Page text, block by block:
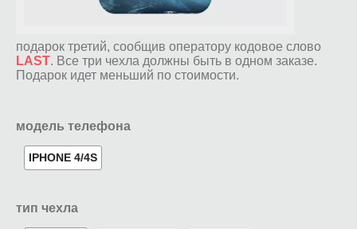
подарок третий, сообщив оператору кодовое слово
LAST. Все три чехла должны быть в одном заказе.
Подарок идет меньший по стоимости.
модель телефона
IPHONE 4/4S
тип чехла